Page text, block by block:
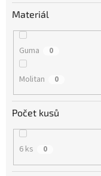
Materiál
Guma 0
Molitan 0
Počet kusů
6 ks 0